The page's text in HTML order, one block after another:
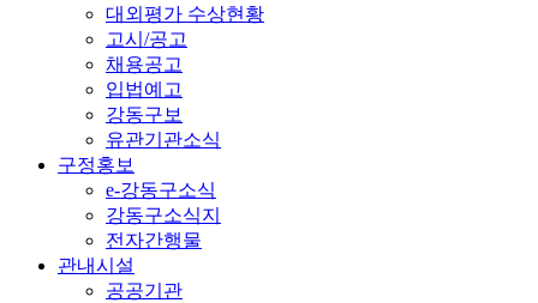
대외평가 수상현황
고시/공고
채용공고
입법예고
강동구보
유관기관소식
구정홍보
e-강동구소식
강동구소식지
전자간행물
관내시설
공공기관